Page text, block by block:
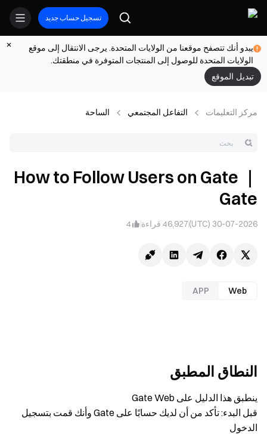
تسجيل حساب جديد
يبدو أنك تتصفح موقعنا من الولايات المتحدة. يرجى الانتقال إلى موقع
الولايات المتحدة للوصول إلى المنتجات المتوفرة في منطقتك.
تبديل الموقع
مركز التعلیمات التفاعل المجتمعي الساحة
How to Follow Users on Gate ｜
Gate
30-07-2026 (UTC)
46,927 قراءة 4
Web
APP
النطاق المطبق
ينطبق هذا الدليل على Gate Web
قبل البدء: تأكد من أن لديك حسابًا على Gate وأنك قمت بتسجيل
الدخول